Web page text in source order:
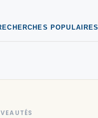
POPULAIRES